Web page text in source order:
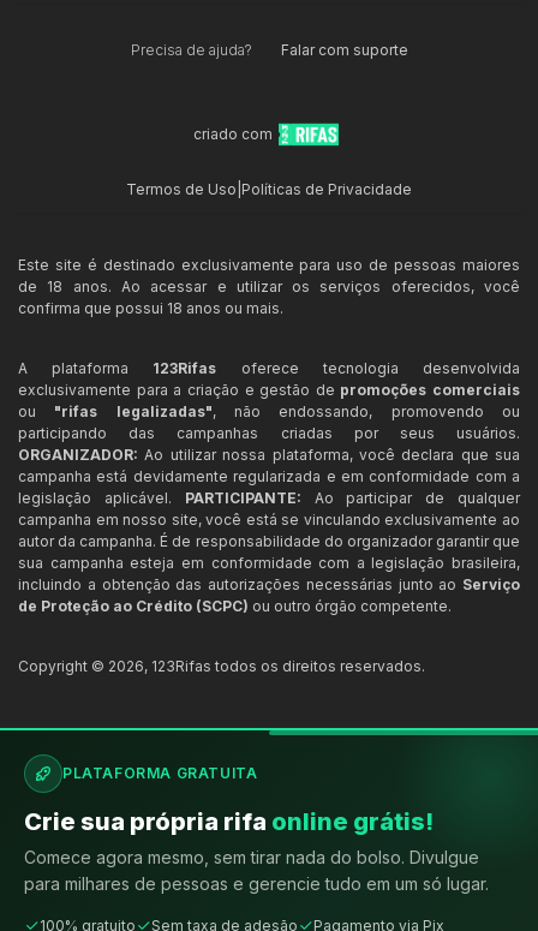
Precisa de ajuda? Falar com suporte
criado com
Termos de Uso Políticas de Privacidade
Este site é destinado exclusivamente para uso de pessoas maiores
de 18 anos. Ao acessar e utilizar os serviços oferecidos, você
confirma que possui 18 anos ou mais.
A plataforma 123Rifas oferece tecnologia desenvolvida
exclusivamente para a criação e gestão de promoções comerciais
ou "rifas legalizadas", não endossando, promovendo ou
participando das campanhas criadas por seus usuários.
ORGANIZADOR: Ao utilizar nossa plataforma, você declara que sua
campanha está devidamente regularizada e em conformidade com a
legislação aplicável. PARTICIPANTE: Ao participar de qualquer
campanha em nosso site, você está se vinculando exclusivamente ao
autor da campanha. É de responsabilidade do organizador garantir que
sua campanha esteja em conformidade com a legislação brasileira,
incluindo a obtenção das autorizações necessárias junto ao Serviço
de Proteção ao Crédito (SCPC) ou outro órgão competente.
Copyright © 2026, 123Rifas todos os direitos reservados.
PLATAFORMA GRATUITA
Crie sua própria rifa online grátis!
Comece agora mesmo, sem tirar nada do bolso. Divulgue
para milhares de pessoas e gerencie tudo em um só lugar.
100% gratuito Sem taxa de adesão Pagamento via Pix